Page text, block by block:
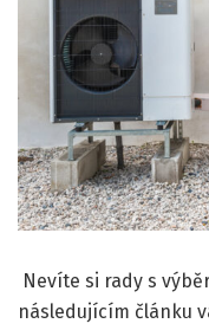
Nevíte si rady s
následujícím článku